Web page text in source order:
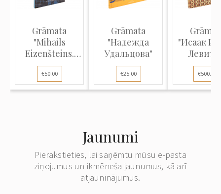
Grāmata
"Mihails
Eizenšteins.
Tēmas un
simbol...
€50.00
Grāmata
"Надежда
Удальцова"
€25.00
"Исаак
Жизнь
€500.00
Jaunumi
Pierakstieties, lai saņēmtu mūsu e-pasta
ziņojumus un ikmēneša jaunumus, kā arī
atjauninājumus.